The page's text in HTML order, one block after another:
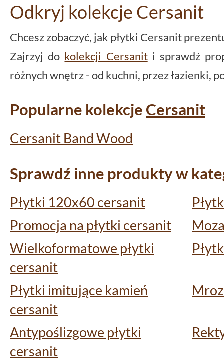
Odkryj kolekcje Cersanit
Chcesz zobaczyć, jak płytki Cersanit
Zajrzyj do kolekcji Cersaniti sprawdź
różnych wnętrz - od kuchni, przez łazienki,
Popularne kolekcje Cersanit
Cersanit Band Wood
Sprawdź inne produkty w
Płytki 120x60 cersanit
Promocja na płytki cersanit
Wielkoformatowe płytki
cersanit
Płytki imitujące kamień
cersanit
Antypoślizgowe płytki
cersanit